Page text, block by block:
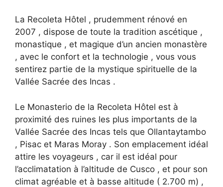
La Recoleta Hôtel , prudemment rénové en
2007 , dispose de toute la tradition ascétique ,
monastique , et magique d’un ancien monastère
, avec le confort et la technologie , vous vous
sentirez partie de la mystique spirituelle de la
Vallée Sacrée des Incas .
Le Monasterio de la Recoleta Hôtel est à
proximité des ruines les plus importants de la
Vallée Sacrée des Incas tels que Ollantaytambo
, Pisac et Maras Moray . Son emplacement idéal
attire les voyageurs , car il est idéal pour
l’acclimatation à l’altitude de Cusco , et pour son
climat agréable et à basse altitude ( 2.700 m) ,